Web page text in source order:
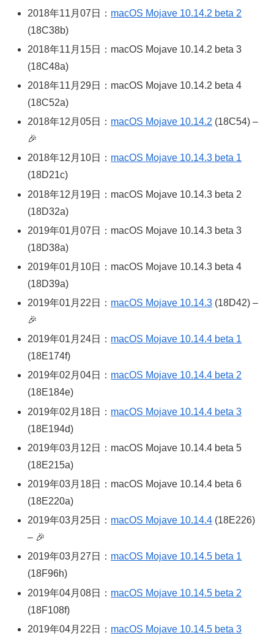
2018年11月07日： macOS Mojave 10.14.2 beta 2
(18C38b)
2018年11月15日：macOS Mojave 10.14.2 beta 3
(18C48a)
2018年11月29日：macOS Mojave 10.14.2 beta 4
(18C52a)
2018年12月05日： macOS Mojave 10.14.2 (18C54) –
🎉
2018年12月10日： macOS Mojave 10.14.3 beta 1
(18D21c)
2018年12月19日：macOS Mojave 10.14.3 beta 2
(18D32a)
2019年01月07日：macOS Mojave 10.14.3 beta 3
(18D38a)
2019年01月10日：macOS Mojave 10.14.3 beta 4
(18D39a)
2019年01月22日： macOS Mojave 10.14.3 (18D42) –
🎉
2019年01月24日： macOS Mojave 10.14.4 beta 1
(18E174f)
2019年02月04日： macOS Mojave 10.14.4 beta 2
(18E184e)
2019年02月18日： macOS Mojave 10.14.4 beta 3
(18E194d)
2019年03月12日：macOS Mojave 10.14.4 beta 5
(18E215a)
2019年03月18日：macOS Mojave 10.14.4 beta 6
(18E220a)
2019年03月25日： macOS Mojave 10.14.4 (18E226)
– 🎉
2019年03月27日： macOS Mojave 10.14.5 beta 1
(18F96h)
2019年04月08日： macOS Mojave 10.14.5 beta 2
(18F108f)
2019年04月22日： macOS Mojave 10.14.5 beta 3